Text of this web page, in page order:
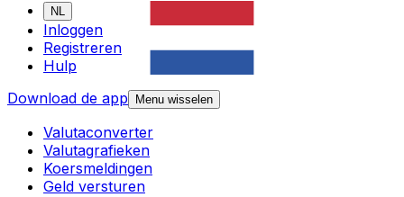
NL
Inloggen
Registreren
Hulp
Download de app
Menu wisselen
Valutaconverter
Valutagrafieken
Koersmeldingen
Geld versturen